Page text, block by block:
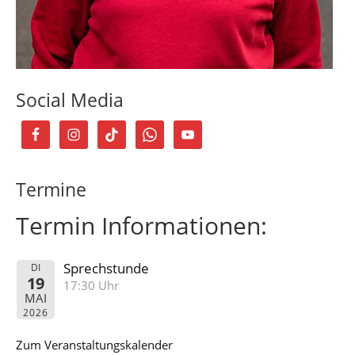
Social Media
Termine
Termin Informationen:
DI
19
MAI
2026
Sprechstunde
17:30 Uhr
Zum Veranstaltungskalender